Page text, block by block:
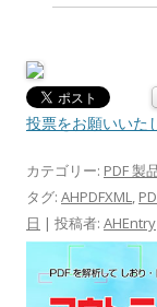
投票をお願いいた
カテゴリー: PDF 製
タグ: AHPDFXML,
日 | 投稿者: AHEntry